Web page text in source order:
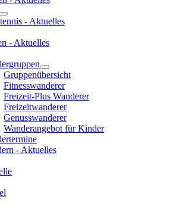
- Aktuelles
- Aktuelles
Gruppenübersicht
Fitnesswanderer
Freizeit-Plus Wanderer
Freizeitwanderer
Genusswanderer
Wanderangebot für Kinder
- Aktuelles